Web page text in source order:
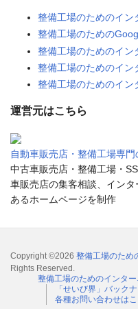
整備工場のためのイ
整備工場のための
整備工場のためのイ
整備工場のためのイ
整備工場のためのイ
運営元はこちら
自動車販売店・整備工場専
中古車販売店・整備工場・
車販売店の集客相談、イン
あるホームページを制作
Copyright ©2026 整備工場のため
Rights Reserved.
整備工場のためのインタ
「せいび界」バック
各種お問い合わせはこ